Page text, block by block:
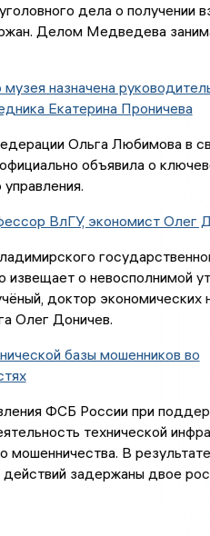
дела о получении
Делом Медведева
назначена
Екатерина Проничева
Ольга Любимова в
объявила о
ВлГУ, экономист Олег
извещает о невосполнимой
доктор экономических
Олег Доничев.
базы мошенников во
ФСБ России при
технической
мошенничества. В результате
задержаны двое